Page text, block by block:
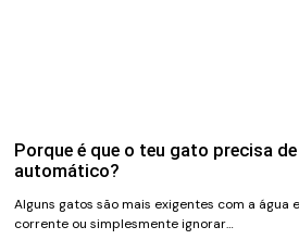
Porque é que o teu gato precisa
automático?
Alguns gatos são mais exigentes com a água
corrente ou simplesmente ignorar…